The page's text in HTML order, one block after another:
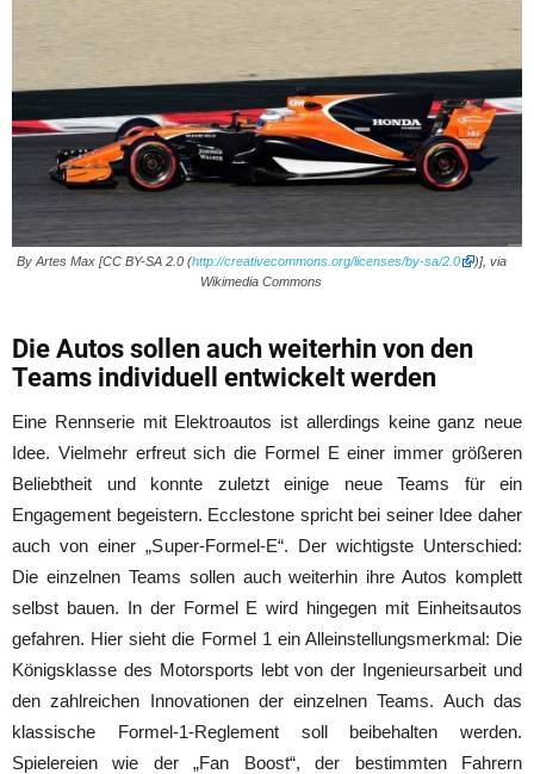
By Artes Max [CC BY-SA 2.0 (http://creativecommons.org/licenses/by-sa/2.0
)], via
Wikimedia Commons
Die Autos sollen auch weiterhin von den
Teams individuell entwickelt werden
Eine Rennserie mit Elektroautos ist allerdings keine ganz neue
Idee. Vielmehr erfreut sich die Formel E einer immer größeren
Beliebtheit und konnte zuletzt einige neue Teams für ein
Engagement begeistern. Ecclestone spricht bei seiner Idee daher
auch von einer „Super-Formel-E“. Der wichtigste Unterschied:
Die einzelnen Teams sollen auch weiterhin ihre Autos komplett
selbst bauen. In der Formel E wird hingegen mit Einheitsautos
gefahren. Hier sieht die Formel 1 ein Alleinstellungsmerkmal: Die
Königsklasse des Motorsports lebt von der Ingenieursarbeit und
den zahlreichen Innovationen der einzelnen Teams. Auch das
klassische Formel-1-Reglement soll beibehalten werden.
Spielereien wie der „Fan Boost“, der bestimmten Fahrern